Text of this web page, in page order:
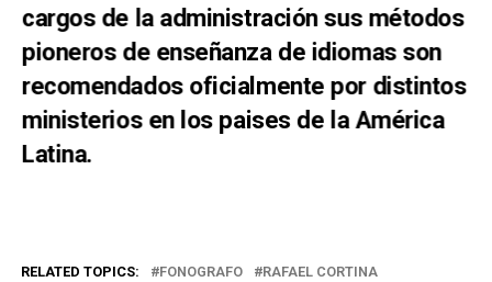
cargos de la administración sus métodos
pioneros de enseñanza de idiomas son
recomendados oficialmente por distintos
ministerios en los paises de la América
Latina.
RELATED TOPICS: FONOGRAFO RAFAEL CORTINA